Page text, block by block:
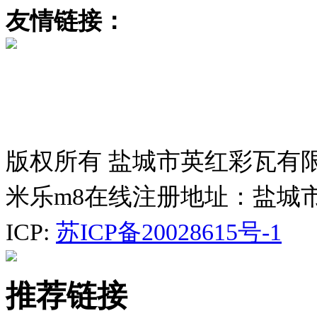
友情链接：
版权所有 盐城市英红彩瓦有
米乐m8在线注册地址：盐城
ICP: 苏ICP备20028615号-1
推荐链接